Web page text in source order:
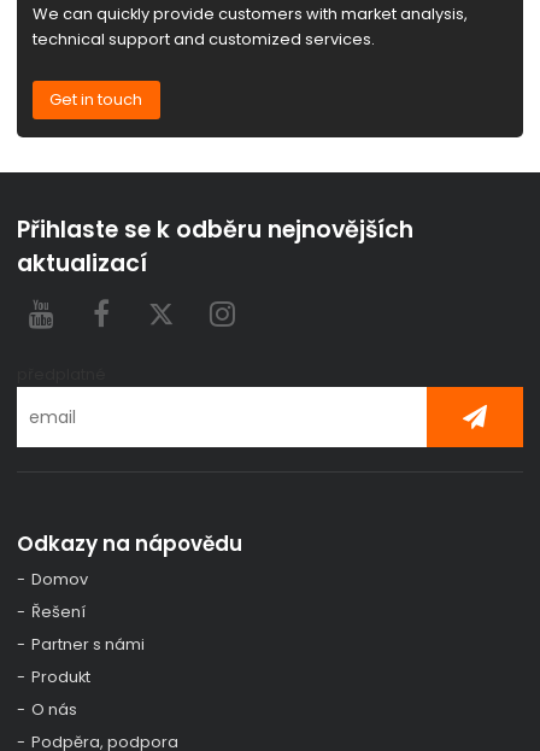
We can quickly provide customers with market analysis,
technical support and customized services.
Get in touch
Přihlaste se k odběru nejnovějších
aktualizací
Odkazy na nápovědu
Domov
Řešení
Partner s námi
Produkt
O nás
Podpěra, podpora